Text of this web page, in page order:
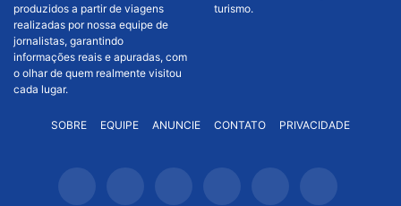
produzidos a partir de viagens
realizadas por nossa equipe de
jornalistas, garantindo
informações reais e apuradas, com
o olhar de quem realmente visitou
cada lugar.
turismo.
SOBRE EQUIPE ANUNCIE CONTATO PRIVACIDADE